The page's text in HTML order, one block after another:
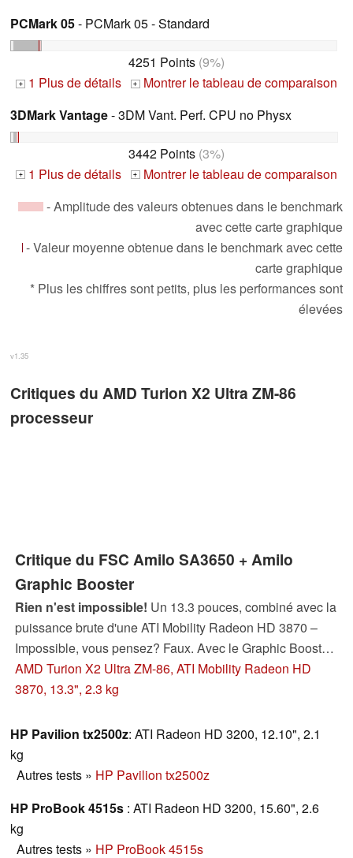
PCMark 05- PCMark 05 - Standard
4251 Points (9%)
+ 1 Plus de détails + Montrer le tableau de comparaison
3DMark Vantage- 3DM Vant. Perf. CPU no Physx
3442 Points (3%)
+ 1 Plus de détails + Montrer le tableau de comparaison
- Amplitude des valeurs obtenues dans le benchmark
avec cette carte graphique
- Valeur moyenne obtenue dans le benchmark avec cette
carte graphique
* Plus les chiffres sont petits, plus les performances sont
élevées
v1.35
Critiques du AMD Turion X2 Ultra ZM-86
processeur
Critique du FSC Amilo SA3650 + Amilo
Graphic Booster
Rien n'est impossible! Un 13.3 pouces, combiné avec la
puissance brute d'une ATI Mobility Radeon HD 3870 –
Impossible, vous pensez? Faux. Avec le Graphic Booster,
FSC est l'un des premiers fabricants à proposer une
solution de carte graphique externe, qui peut toujours
petit portable en une machine de guerre virtuelle.
AMD Turion X2 Ultra ZM-86, ATI Mobility Radeon HD
3870, 13.3", 2.3 kg
HP Pavilion tx2500z: ATI Radeon HD 3200, 12.10", 2.1
kg
Autres tests » HP Pavilion tx2500z
HP ProBook 4515s : ATI Radeon HD 3200, 15.60", 2.6
kg
Autres tests » HP ProBook 4515s